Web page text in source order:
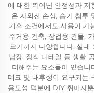
에 대한 뛰어난 안정성과 저
은 자외선 손상, 습기 침투
기후 조건에서도 사용이 가
주거용 건축, 상업용 건물,
르기까지 다양합니다. 실내
납장, 장식 디테일 등 생활
더해주는 요소들이 있습니
데크 및 내후성이 요구되는
용도성 덕분에 DIY 취미자